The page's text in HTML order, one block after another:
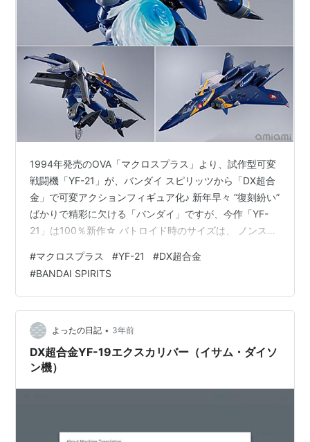
1994年発売のOVA「マクロスプラス」より、試作型可変
戦闘機「YF-21」が、バンダイ スピリッツから「DX超合
金」で可変アクションフィギュア化♪ 新年早々 “復刻紛い”
ばかりで精彩に欠ける「バンダイ」ですが、今作「YF-
21」は100％新作☆ バトロイド時のサイズは、 ノンスケ
ア・ボーマン機）』マクロスプラス 可変可動フィギュア
は、バンダイ スピリッツより2024年06月発売の予定で
す♪ 【Amazon】HG 1/100『YF-21』マクロスプラス プ
ラモデル【バンダイ】 【Amazon】HG 1/100『YF-19』
マクロスプ…
#マクロスプラス #YF-21 #DX超合金
#BANDAI SPIRITS
よったの日記 • 3年前
DX超合金YF-19エクスカリバー（イサム・ダイソ
ン機）